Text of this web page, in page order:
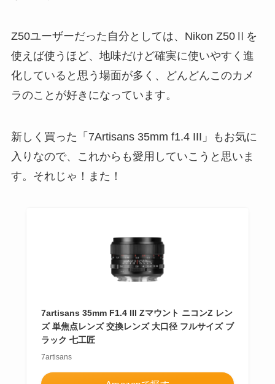
Z50ユーザーだった自分としては、Nikon Z50Ⅱを
使えば使うほど、地味だけど確実に使いやすく進
化していると思う場面が多く、どんどんこのカメ
ラのことが好きになっています。
新しく買った「7Artisans 35mm f1.4 III」もお気に
入りなので、これからも愛用していこうと思いま
す。それじゃ！また！
7artisans 35mm F1.4 III Zマウント ニコンZ レン
ズ 単焦点レンズ 交換レンズ 大口径 フルサイズ ブ
ラック 七工匠
7artisans